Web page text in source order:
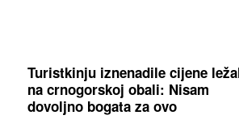
Turistkinju iznenadile cijene
na crnogorskoj obali: Nisam
dovoljno bogata za ovo